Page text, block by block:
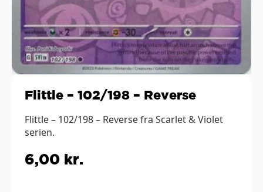
Flittle – 102/198 – Reverse
Flittle – 102/198 – Reverse fra Scarlet & Violet
serien.
6,00 kr.